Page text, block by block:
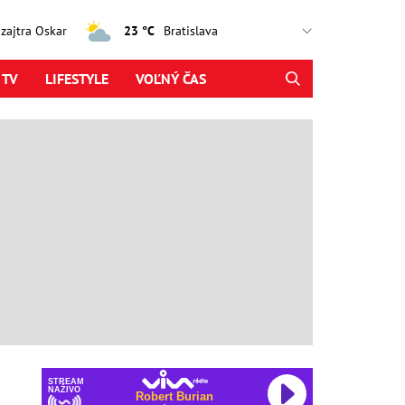
Oskar 23 °C
LIFESTYLE VOĽNÝ ČAS
STREAM
NAŽIVO
Robert Burian